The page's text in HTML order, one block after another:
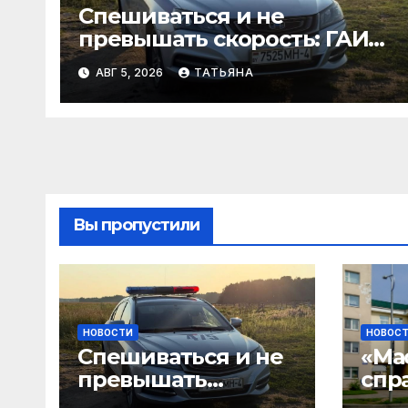
Спешиваться и не
превышать скорость: ГАИ
Гродненщины проверяет
велосипедистов и
самокатчиков
АВГ 5, 2026 ТАТЬЯНА
Вы пропустили
НОВОСТИ
Спешиваться и не
превышать
скорость: ГАИ